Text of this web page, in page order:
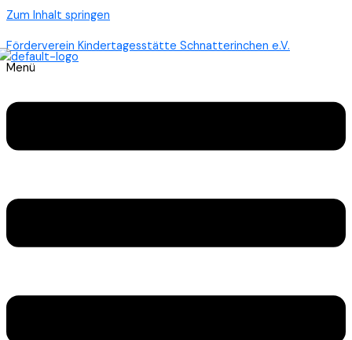
Zum Inhalt springen
Förderverein Kindertagesstätte Schnatterinchen e.V.
Menü